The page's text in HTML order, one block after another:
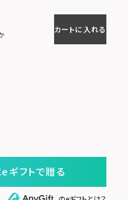
カートに入れる
ギフトで贈る